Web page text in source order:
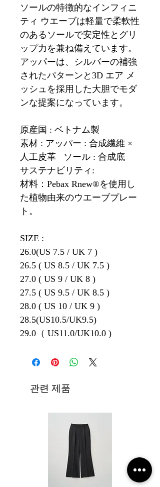
ソールの特徴的なインフィニ
ティ ウエーブは軽量で柔軟性
のあるソールで安定性とグリ
ップ力を兼ね備えています。
アッパーは、シルバーの補強
されたパターンと3D エア メ
ッシュを採用した大胆でモダ
ンな提案になっています。
原産国 : ベトナム製
素材 : アッパー : 合成繊維 ×
人工皮革 ソール : 合成底
サステナビリティ:
材料：Pebax Rnew®を使用し
た植物由来のウエーブプレー
ト。
SIZE :
26.0(US 7.5 / UK 7 )
26.5 ( US 8.5 / UK 7.5 )
27.0 ( US 9 / UK 8 )
27.5 ( US 9.5 / UK 8.5 )
28.0 ( US 10 / UK 9 )
28.5(US10.5/UK9.5)
29.0（ US11.0/UK10.0 )
관련 제품